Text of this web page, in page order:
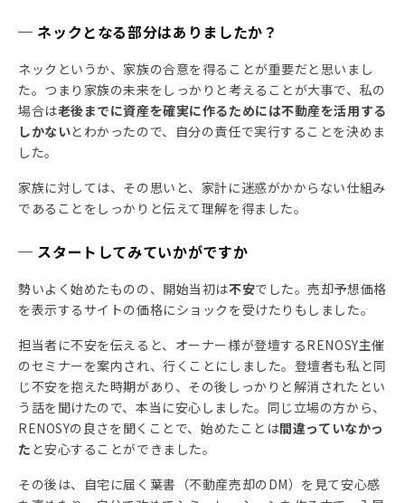
─ ネックとなる部分はありましたか？
ネックというか、家族の合意を得ることが重要だと思いまし
た。つまり家族の未来をしっかりと考えることが大事で、私の
場合は老後までに資産を確実に作るためには不動産を活用する
しかないとわかったので、自分の責任で実行することを決めま
した。
家族に対しては、その思いと、家計に迷惑がかからない仕組み
であることをしっかりと伝えて理解を得ました。
─ スタートしてみていかがですか
勢いよく始めたものの、開始当初は不安でした。売却予想価格
を表示するサイトの価格にショックを受けたりもしました。
担当者に不安を伝えると、オーナー様が登壇するRENOSY主催
のセミナーを案内され、行くことにしました。登壇者も私と同
じ不安を抱えた時期があり、その後しっかりと解消されたとい
う話を聞けたので、本当に安心しました。同じ立場の方から、
RENOSYの良さを聞くことで、始めたことは間違っていなかっ
た と安心することができました。
その後は、自宅に届く葉書（不動産売却のDM）を見て安心感